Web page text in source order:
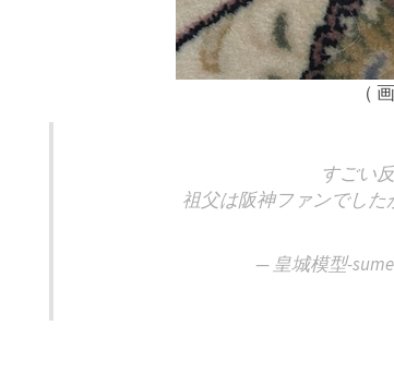
（
すごい
祖父は阪神ファンでし
— 皇城模型-